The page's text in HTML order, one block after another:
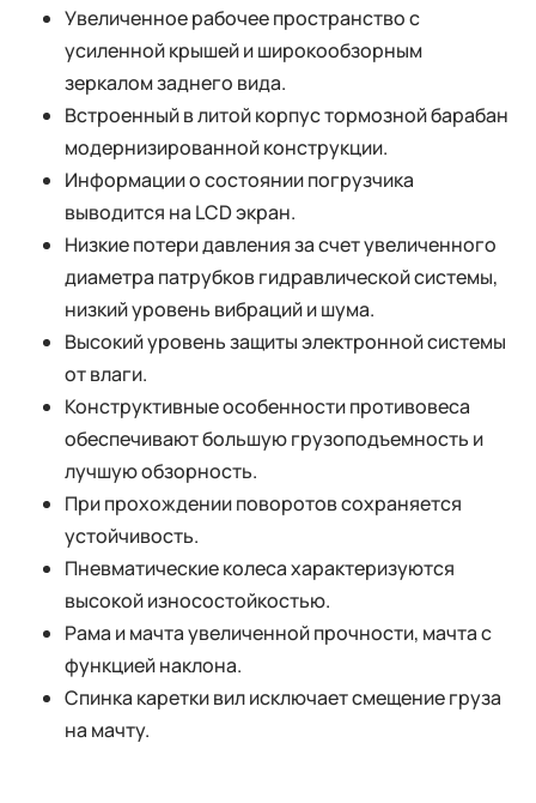
Увеличенное рабочее пространство с
усиленной крышей и широкообзорным
зеркалом заднего вида.
Встроенный в литой корпус тормозной барабан
модернизированной конструкции.
Информации о состоянии погрузчика
выводится на LCD экран.
Низкие потери давления за счет увеличенного
диаметра патрубков гидравлической системы,
низкий уровень вибраций и шума.
Высокий уровень защиты электронной системы
от влаги.
Конструктивные особенности противовеса
обеспечивают большую грузоподъемность и
лучшую обзорность.
При прохождении поворотов сохраняется
устойчивость.
Пневматические колеса характеризуются
высокой износостойкостью.
Рама и мачта увеличенной прочности, мачта с
функцией наклона.
Спинка каретки вил исключает смещение груза
на мачту.